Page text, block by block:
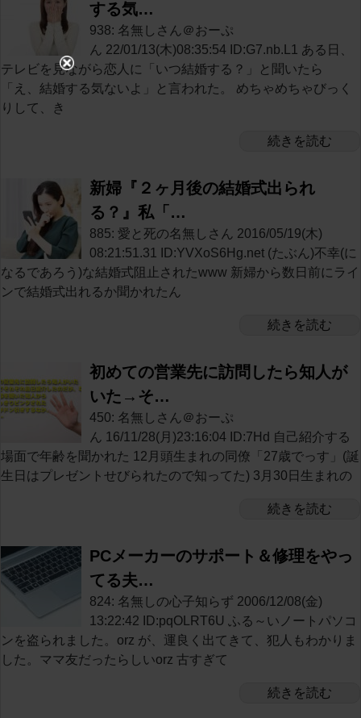
する気…
938: 名無しさん＠おーぷ
ん 22/01/13(木)08:35:54 ID:G7.nb.L1 ある日、
テレビを見ながら恋人に「いつ結婚する？」と聞いたら
「え、結婚する気ないよ」と言われた。 めちゃめちゃびっく
りして、き
続きを読む
新婦『２ヶ月後の結婚式出られ
る？』私「…
885: 愛と死の名無しさん 2016/05/19(木)
08:21:51.31 ID:YVXoS6Hg.net (たぶん)不幸(に
なるであろう)な結婚式阻止されたwww 新婦から数日前にライ
ンで結婚式出れるか聞かれたん
続きを読む
初めての営業先に訪問したら知人が
いた→そ…
450: 名無しさん＠おーぷ
ん 16/11/28(月)23:16:04 ID:7Hd 自己紹介する
場面で年齢を聞かれた 12月頭生まれの同僚「27歳でっす」(誕
生日はプレゼントせびられたので知ってた) 3月30日生まれの
続きを読む
PCメーカーのサポート＆修理をやっ
てる夫…
824: 名無しの心子知らず 2006/12/08(金)
13:22:42 ID:pqOLRT6U ふる～いノートパソコ
ンを盗られました。orz が、運良く出てきて、犯人もわかりま
した。ママ友だったらしいorz 古すぎて
続きを読む